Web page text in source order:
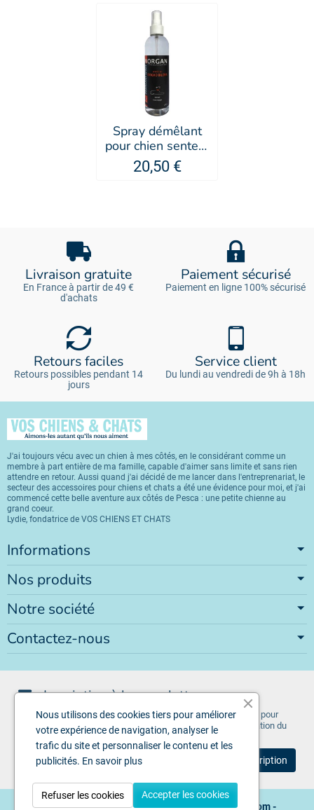
Spray démêlant
pour chien senteur
Gingko Biloba -
Morgan
20,50 €
Livraison gratuite
En France à partir de 49 €
d'achats
Paiement sécurisé
Paiement en ligne 100% sécurisé
Retours faciles
Retours possibles pendant 14
jours
Service client
Du lundi au vendredi de 9h à 18h
J'ai toujours vécu avec un chien à mes côtés, en le considérant comme un
membre à part entière de ma famille, capable d'aimer sans limite et sans rien
attendre en retour. Aussi quand j'ai décidé de me lancer dans l'entreprenariat, le
secteur des accessoires pour chiens et chats a été une évidence pour moi, et j'ai
commencé cette belle aventure aux côtés de Pesca : une petite chienne au
grand coeur.
Lydie, fondatrice de VOS CHIENS ET CHATS
Informations
Nos produits
Notre société
Contactez-nous
Inscription à la newsletter
Vous pouvez vous désinscrire à tout moment. Vous trouverez pour
cela nos informations de contact dans les conditions d'utilisation du
Copyright © 2026 - Design byVoschiensetchats.com-
Nous utilisons des cookies tiers pour améliorer
votre expérience de navigation, analyser le
trafic du site et personnaliser le contenu et les
publicités. En savoir plus
Accepter les cookies
Refuser les cookies